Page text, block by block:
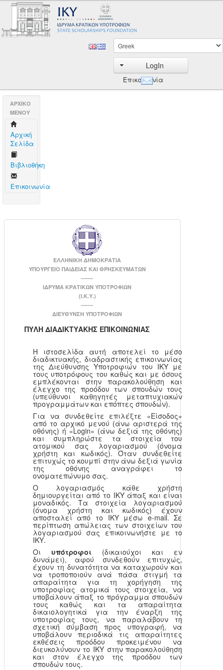
LogIn
Επικοινωνία
AΡΧΙΚΟ
ΜΕΝΟΥ
Aρχική
Σελίδα
Βιβλιοθήκη
Επικοινωνία
ΕΛΛΗΝΙΚΗ ΔΗΜΟΚΡΑΤΙΑ
ΥΠΟΥΡΓΕΙΟ ΠΑΙΔΕΙΑΣ ΚΑΙ ΘΡΗΣΚΕΥΜΑΤΩΝ
------
ΙΔΡΥΜΑ ΚΡΑΤΙΚΩΝ ΥΠΟΤΡΟΦΙΩΝ
(Ι.Κ.Υ.)
------
ΔΙΕΥΘΥΝΣΗ ΥΠΟΤΡΟΦΙΩΝ
ΠΥΛΗ ΔΙΑΔΙΚΤΥΑΚΗΣ ΕΠΙΚΟΙΝΩΝΙΑΣ
Η ιστοσελίδα αυτή αποτελεί το μέσο
διαδικτυακής, διαδραστικής επικοινωνίας
της Διεύθυνσης Υποτροφιών του ΙΚΥ με
τους υποτρόφους του καθώς και με όσους
εμπλέκονται στην παρακολούθηση και
έλεγχο της προόδου των σπουδών τους
(υπεύθυνοι καθηγητές μεταπτυχιακών
προγραμμάτων και επόπτες σπουδών).
Για να συνδεθείτε επιλέξτε «Είσοδος»
από το αρχικό μενού (άνω αριστερά της
οθόνης) ή «Login» (άνω δεξιά της οθόνης)
και συμπληρώστε τα στοιχεία του
ατομικού σας λογαριασμού (όνομα
χρήστη και κωδικός). Όταν συνδεθείτε
επιτυχώς το κουμπί στην άνω δεξιά γωνία
της οθόνης αναγράφει το
ονοματεπώνυμο σας.
Ο λογαριασμός κάθε χρήστη
δημιουργείται από το ΙΚΥ άπαξ και είναι
μοναδικός. Τα στοιχεία λογαριασμού
(όνομα χρήστη και κωδικός) έχουν
αποσταλεί από το ΙΚΥ μέσω e-mail. Σε
περίπτωση απώλειας των στοιχείων του
λογαριασμού σας επικοινωνήστε με το
ΙΚΥ.
Οι υπότροφοι(δικαιούχοι και εν
δυνάμει), αφού συνδεθούν επιτυχώς,
έχουν τη δυνατότητα να καταχωρούν και
να τροποποιούν ανά πάσα στιγμή τα
απαραίτητα για τη χορήγηση της
υποτροφίας ατομικά τους στοιχεία, να
υποβάλουν άπαξ το πρόγραμμα σπουδών
τους καθώς και τα απαραίτητα
δικαιολογητικά για την έναρξη της
υποτροφίας τους, να παραλάβουν τη
σχετική σύμβαση προς υπογραφή, να
υποβάλουν περιοδικά τις απαραίτητες
εκθέσεις προόδου προκειμένου να
διευκολύνουν το ΙΚΥ στην παρακολούθηση
και στον έλεγχο της προόδου των
σπουδών τους.